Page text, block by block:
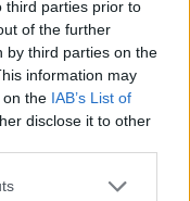
third parties prior to
of the further
by third parties on the
information may
on the IAB’s List of
disclose it to other
14. rész
nem hiszünk a